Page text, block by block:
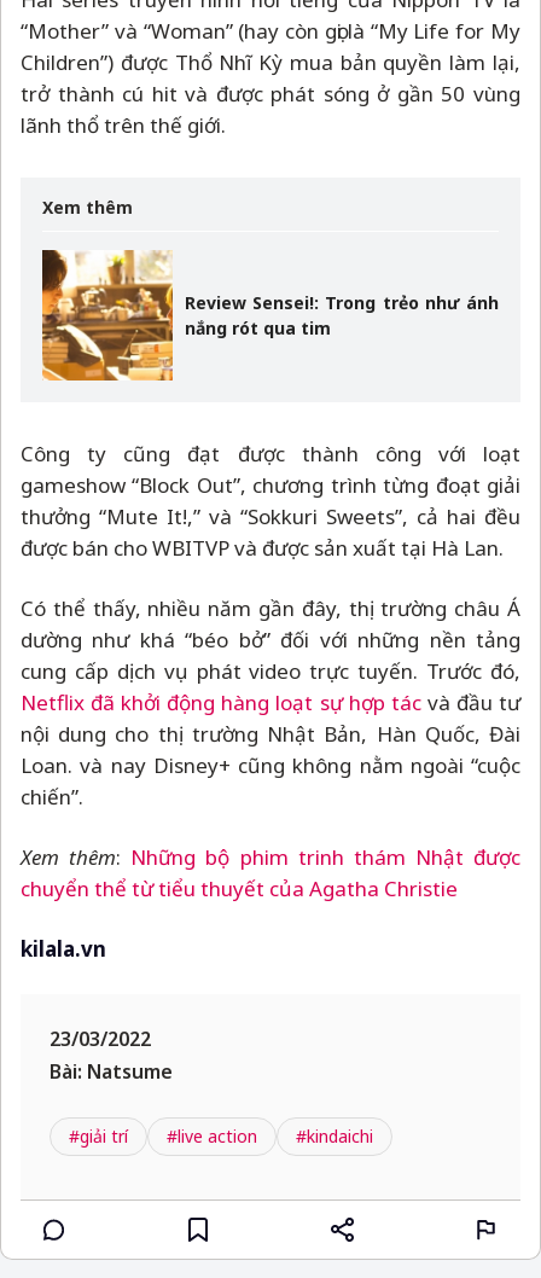
“Mother” và “Woman” (hay còn gọi là “My Life for My
Children”) được Thổ Nhĩ Kỳ mua bản quyền làm lại,
trở thành cú hit và được phát sóng ở gần 50 vùng
lãnh thổ trên thế giới.
Xem thêm
Review Sensei!: Trong trẻo như ánh
nắng rót qua tim
Công ty cũng đạt được thành công với loạt
gameshow “Block Out”, chương trình từng đoạt giải
thưởng “Mute It!,” và “Sokkuri Sweets”, cả hai đều
được bán cho WBITVP và được sản xuất tại Hà Lan.
Có thể thấy, nhiều năm gần đây, thị trường châu Á
dường như khá “béo bở” đối với những nền tảng
cung cấp dịch vụ phát video trực tuyến. Trước đó,
Netflix đã khởi động hàng loạt sự hợp tácvà đầu tư
nội dung cho thị trường Nhật Bản, Hàn Quốc, Đài
Loan. và nay Disney+ cũng không nằm ngoài “cuộc
chiến”.
Xem thêm: Những bộ phim trinh thám Nhật được
chuyển thể từ tiểu thuyết của Agatha Christie
kilala.vn
23/03/2022
Bài: Natsume
#giải trí #live action #kindaichi